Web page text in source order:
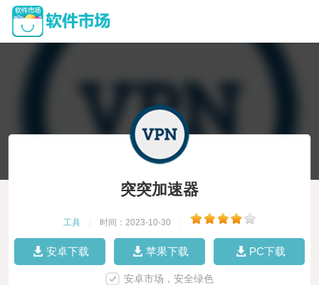
突突加速器
工具 时间：2023-10-30
安卓下载 苹果下载 PC下载
安卓市场，安全绿色